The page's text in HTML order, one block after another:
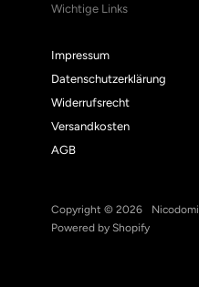
Wichtige Links
Impressum
Datenschutzerklärung
Widerrufsrecht
Versandkosten
AGB
Copyright © 2026
Nicodomi
Powered by Shopify